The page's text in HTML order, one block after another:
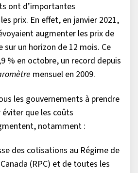
ont d’importantes
prix. En effet, en janvier 2021,
augmenter les prix de
sur un horizon de 12 mois. Ce
% en octobre, un record depuis
mensuel en 2009.
les gouvernements à prendre
que les coûts
notamment :
des cotisations au Régime de
(RPC) et de toutes les